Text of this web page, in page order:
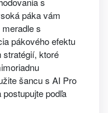
páka vám
s
pákového efektu
stratégií, ktoré
šancu s AI Pro
podľa